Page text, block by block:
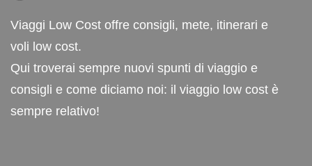
Viaggi Low Cost offre consigli, mete, itinerari e
voli low cost.
Qui troverai sempre nuovi spunti di viaggio e
consigli e come diciamo noi: il viaggio low cost è
sempre relativo!